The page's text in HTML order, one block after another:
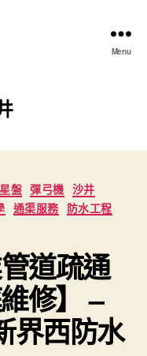
Menu
盤 彈弓機 沙井
通渠服務 防水工程
道疏通
修】 –
界西防水